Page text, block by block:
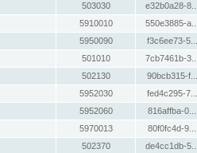
503030 e32b0a28-8...
5910010 550e3885-a...
5950090 f3c6ee73-5...
501010 7cb7461b-3...
502130 90bcb315-f...
5952030 fed4c295-7...
5952060 816affba-0...
5970013 80f0fc4d-9...
502370 de4cc1db-5...